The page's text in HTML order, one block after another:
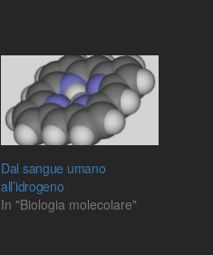
Dal sangue umano
all’idrogeno
In "Biologia molecolare"